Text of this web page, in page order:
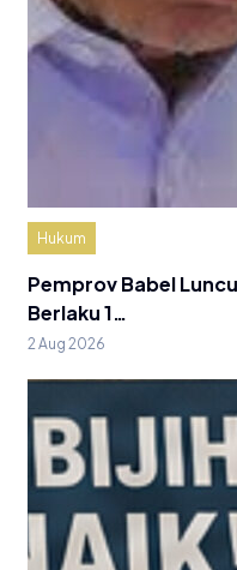
Hukum
Pemprov Babel
Berlaku 1…
2 Aug 2026